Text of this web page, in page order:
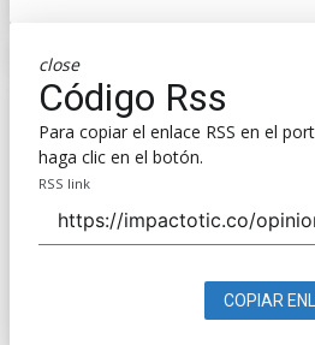
close
Código Rss
Para copiar el enlace RSS en el
haga clic en el botón.
RSS link
COPIAR